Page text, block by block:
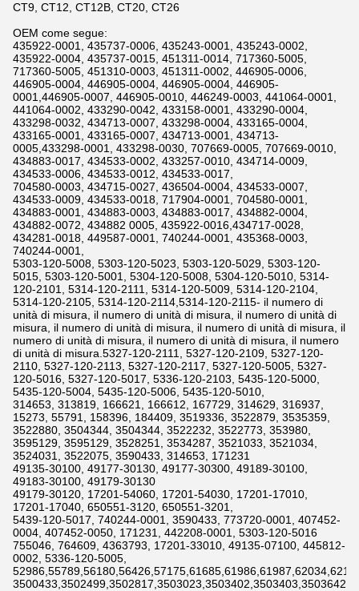
CT9, CT12, CT12B, CT20, CT26
OEM come segue:
435922-0001, 435737-0006, 435243-0001, 435243-0002,
435922-0004, 435737-0015, 451311-0014, 717360-5005,
717360-5005, 451310-0003, 451311-0002, 446905-0006,
446905-0004, 446905-0004, 446905-0004, 446905-
0001,446905-0007, 446905-0010, 446249-0003, 441064-0001,
441064-0002, 433290-0042, 433158-0001, 433290-0004,
433298-0032, 434713-0007, 433298-0004, 433165-0004,
433165-0001, 433165-0007, 434713-0001, 434713-
0005,433298-0001, 433298-0030, 707669-0005, 707669-0010,
434883-0017, 434533-0002, 433257-0010, 434714-0009,
434533-0006, 434533-0012, 434533-0017,
704580-0003, 434715-0027, 436504-0004, 434533-0007,
434533-0009, 434533-0018, 717904-0001, 704580-0001,
434883-0001, 434883-0003, 434883-0017, 434882-0004,
434882-0072, 434882 0005, 435922-0016,434717-0028,
434281-0018, 449587-0001, 740244-0001, 435368-0003,
740244-0001,
5303-120-5008, 5303-120-5023, 5303-120-5029, 5303-120-
5015, 5303-120-5001, 5304-120-5008, 5304-120-5010, 5314-
120-2101, 5314-120-2111, 5314-120-5009, 5314-120-2104,
5314-120-2105, 5314-120-2114,5314-120-2115- il numero di
unità di misura, il numero di unità di misura, il numero di unità di
misura, il numero di unità di misura, il numero di unità di misura, il
numero di unità di misura, il numero di unità di misura, il numero
di unità di misura.5327-120-2111, 5327-120-2109, 5327-120-
2110, 5327-120-2113, 5327-120-2117, 5327-120-5005, 5327-
120-5016, 5327-120-5017, 5336-120-2103, 5435-120-5000,
5435-120-5004, 5435-120-5006, 5435-120-5010,
314653, 313819, 166621, 166612, 167729, 314629, 316937,
15273, 55791, 158396, 184409, 3519336, 3522879, 3535359,
3522880, 3504344, 3504344, 3522232, 3522773, 353980,
3595129, 3595129, 3528251, 3534287, 3521033, 3521034,
3524031, 3522075, 3590433, 314653, 171231
49135-30100, 49177-30130, 49177-30300, 49189-30100,
49183-30100, 49179-30130
49179-30120, 17201-54060, 17201-54030, 17201-17010,
17201-17040, 650551-3120, 650551-3201,
5439-120-5017, 740244-0001, 3590433, 773720-0001, 407452-
0004, 407452-0050, 171231, 442208-0001, 5303-120-5016
755046, 764609, 4363793, 17201-33010, 49135-07100, 445812-
0002, 5336-120-5005,